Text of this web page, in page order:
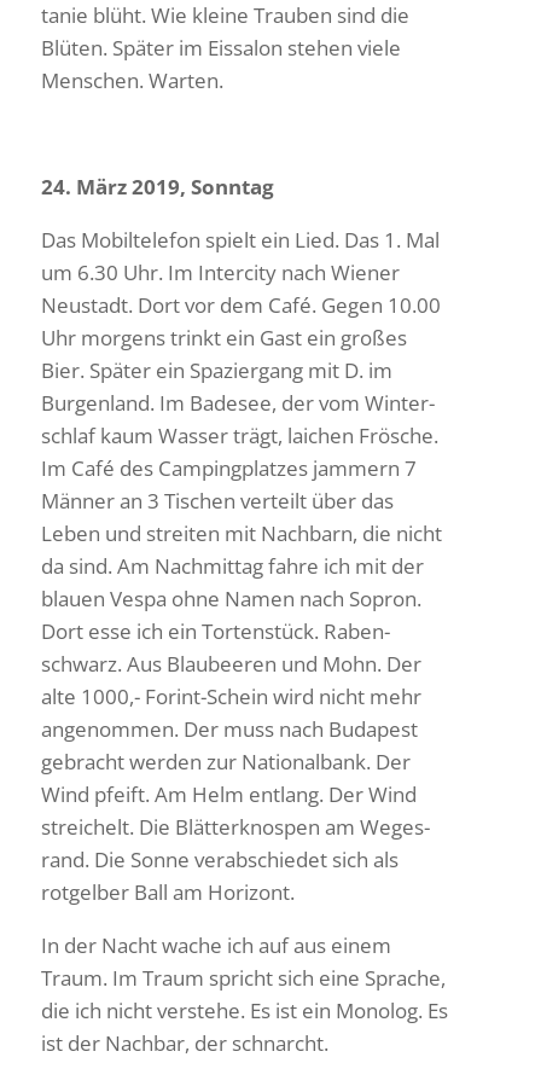
tanie blüht. Wie kleine Trauben sind die
Blüten. Später im Eissalon stehen viele
Menschen. Warten.
24. März 2019, Sonntag
Das Mobil­te­lefon spielt ein Lied. Das 1. Mal
um 6.30 Uhr. Im Inter­city nach Wiener
Neustadt. Dort vor dem Café. Gegen 10.00
Uhr morgens trinkt ein Gast ein großes
Bier. Später ein Spazier­gang mit D. im
Burgen­land. Im Badesee, der vom Winter­
schlaf kaum Wasser trägt, laichen Frösche.
Im Café des Camping­platzes jammern 7
Männer an 3 Tischen verteilt über das
Leben und streiten mit Nach­barn, die nicht
da sind. Am Nach­mittag fahre ich mit der
blauen Vespa ohne Namen nach Sopron.
Dort esse ich ein Torten­stück. Raben­
schwarz. Aus Blau­beeren und Mohn. Der
alte 1000,- Forint-Schein wird nicht mehr
ange­nommen. Der muss nach Buda­pest
gebracht werden zur Natio­nal­bank. Der
Wind pfeift. Am Helm entlang. Der Wind
strei­chelt. Die Blät­ter­knospen am Weges­
rand. Die Sonne verab­schiedet sich als
rotgelber Ball am Horizont.
In der Nacht wache ich auf aus einem
Traum. Im Traum spricht sich eine Sprache,
die ich nicht verstehe. Es ist ein Monolog. Es
ist der Nachbar, der schnarcht.